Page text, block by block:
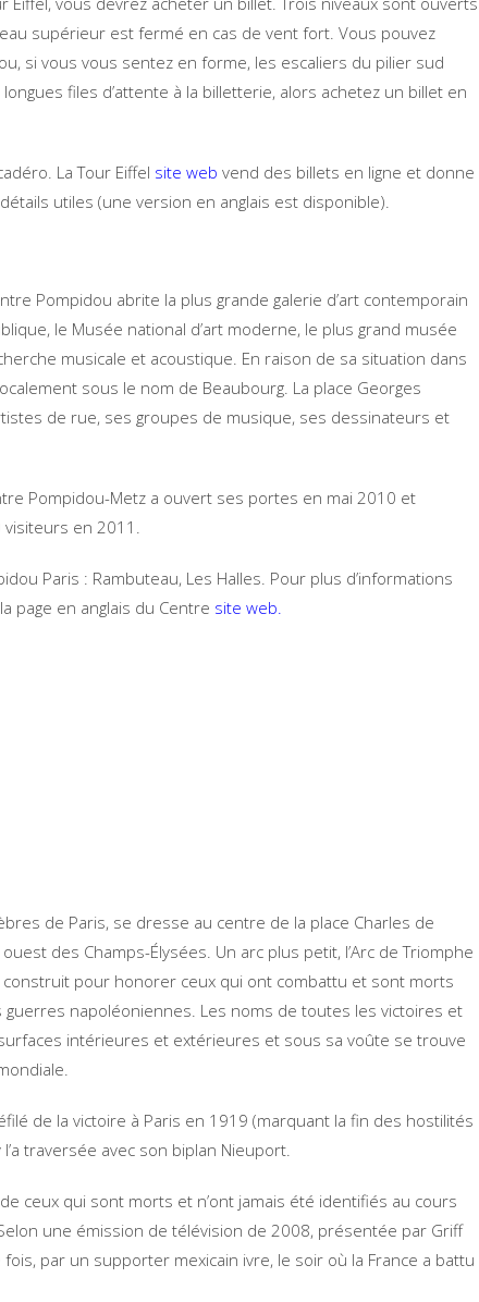
supérieur est fermé en cas de vent fort. Vous pouvez
si vous vous sentez en forme, les escaliers du pilier sud
files d’attente à la billetterie, alors achetez un billet en
La Tour Eiffel site web vend des billets en ligne et donne
utiles (une version en anglais est disponible).
Pompidou abrite la plus grande galerie d’art contemporain
le Musée national d’art moderne, le plus grand musée
musicale et acoustique. En raison de sa situation dans
sous le nom de Beaubourg. La place Georges
de rue, ses groupes de musique, ses dessinateurs et
Pompidou-Metz a ouvert ses portes en mai 2010 et
en 2011.
Paris : Rambuteau, Les Halles. Pour plus d’informations
page en anglais du Centre site web.
de Paris, se dresse au centre de la place Charles de
des Champs-Élysées. Un arc plus petit, l’Arc de Triomphe
construit pour honorer ceux qui ont combattu et sont morts
napoléoniennes. Les noms de toutes les victoires et
intérieures et extérieures et sous sa voûte se trouve
de la victoire à Paris en 1919 (marquant la fin des hostilités
traversée avec son biplan Nieuport.
ceux qui sont morts et n’ont jamais été identifiés au cours
une émission de télévision de 2008, présentée par Griff
fois, par un supporter mexicain ivre, le soir où la France a battu